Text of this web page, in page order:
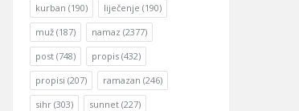
kurban (190) liječenje (190)
muž (187) namaz (2377)
post (748) propis (432)
propisi (207) ramazan (246)
sihr (303) sunnet (227)